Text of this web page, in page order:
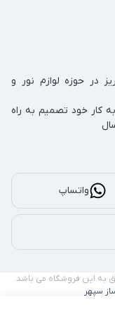
واتساپ
به این فروشگاه می باشد.
سپهر